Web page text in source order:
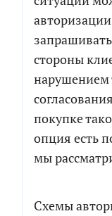
стороны
нарушением
покупке
опция есть
мы
Схемы